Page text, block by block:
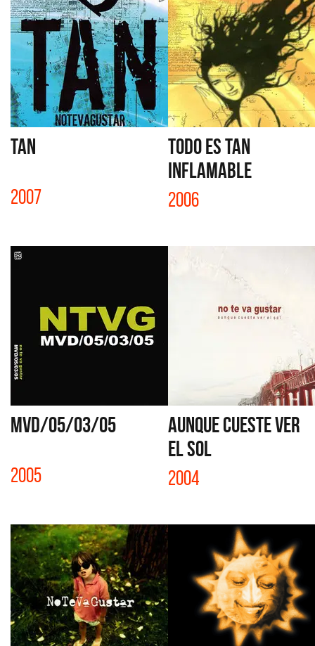
TAN
2007
TODO ES TAN
INFLAMABLE
2006
MVD/05/03/05
2005
AUNQUE CUESTE VER
EL SOL
2004